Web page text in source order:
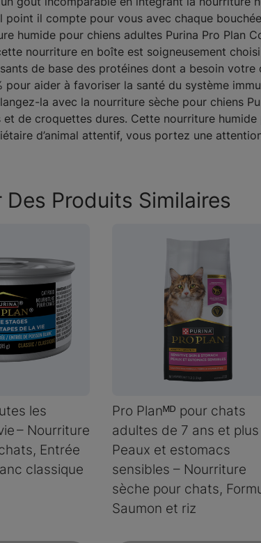
point il compte pour vous avec chaque
humide pour chiens adultes Purina Pro Plan
nourriture en boîte est soigneusement
de base des protéines dont a besoin
pour aider à favoriser la santé du système
la avec la nourriture sèche pour chiens
et de croquettes dures. Cette nourriture
d’animal attentif, vous portez une
Produits Similaires
les
– Nourriture
Entrée
classique
Pro Planᴹᴰ pour chats
adultes de 7 ans et plus
Peaux et estomacs
sensibles – Nourriture
sèche pour chats,
Saumon et riz